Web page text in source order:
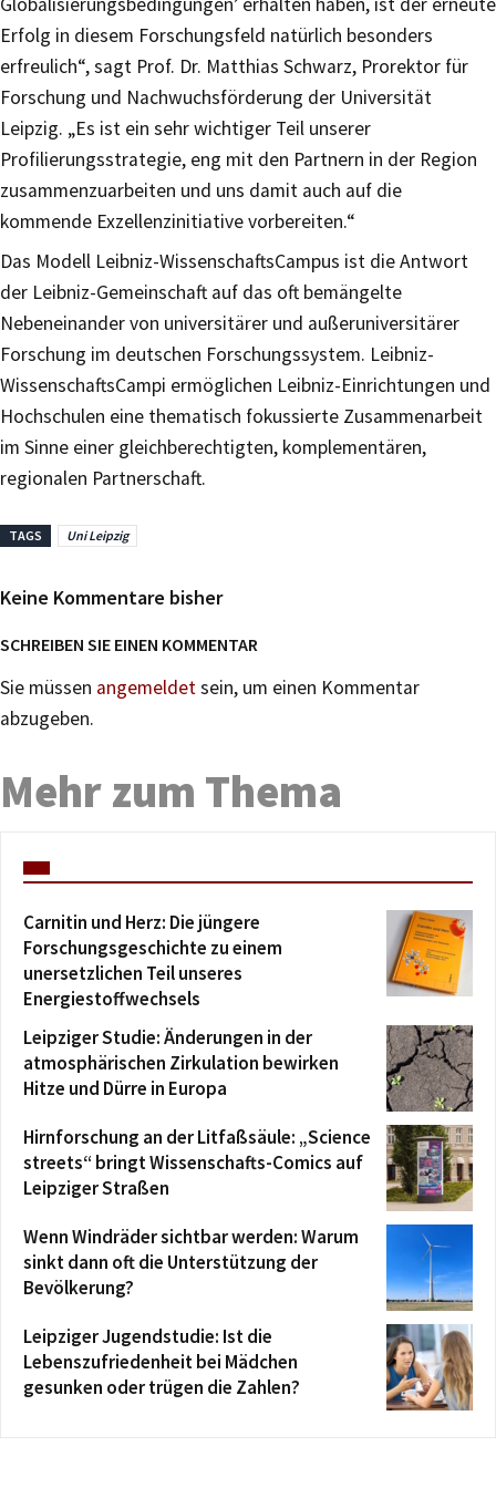
Erfolg in diesem Forschungsfeld natürlich besonders
erfreulich“, sagt Prof. Dr. Matthias Schwarz, Prorektor für
Forschung und Nachwuchsförderung der Universität
Leipzig. „Es ist ein sehr wichtiger Teil unserer
Profilierungsstrategie, eng mit den Partnern in der Region
zusammenzuarbeiten und uns damit auch auf die
kommende Exzellenzinitiative vorbereiten.“
Das Modell Leibniz-WissenschaftsCampus ist die Antwort
der Leibniz-Gemeinschaft auf das oft bemängelte
Nebeneinander von universitärer und außeruniversitärer
Forschung im deutschen Forschungssystem. Leibniz-
WissenschaftsCampi ermöglichen Leibniz-Einrichtungen und
Hochschulen eine thematisch fokussierte Zusammenarbeit
im Sinne einer gleichberechtigten, komplementären,
regionalen Partnerschaft.
TAGS Uni Leipzig
Keine Kommentare bisher
SCHREIBEN SIE EINEN KOMMENTAR
Sie müssen angemeldetsein, um einen Kommentar
abzugeben.
Mehr zum Thema
Carnitin und Herz: Die jüngere
Forschungsgeschichte zu einem
unersetzlichen Teil unseres
Energiestoffwechsels
Leipziger Studie: Änderungen in der
atmosphärischen Zirkulation bewirken
Hitze und Dürre in Europa
Hirnforschung an der Litfaßsäule: „Science
streets“ bringt Wissenschafts-Comics auf
Leipziger Straßen
Wenn Windräder sichtbar werden: Warum
sinkt dann oft die Unterstützung der
Bevölkerung?
Leipziger Jugendstudie: Ist die
Lebenszufriedenheit bei Mädchen
gesunken oder trügen die Zahlen?